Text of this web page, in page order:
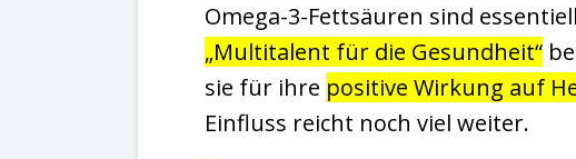
Omega-3-Fettsäuren sind
„Multitalent für die Gesundheit“
sie für ihre positive Wirkung auf
Einfluss reicht noch viel weiter.